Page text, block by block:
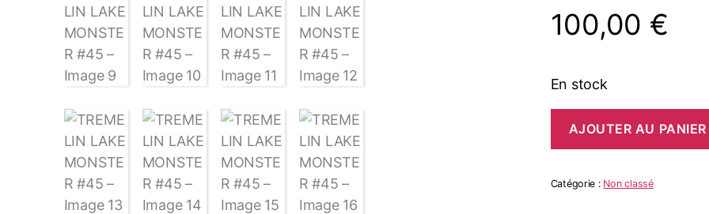
100,00 €
En stock
TREMELIN
MONSTER
AJOUTER AU PANIER
Catégorie : Non classé